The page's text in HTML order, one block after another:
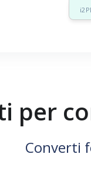
per
Converti